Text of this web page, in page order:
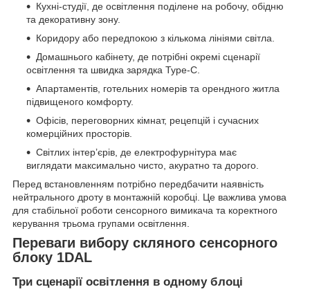
Кухні-студії, де освітлення поділене на робочу, обідню
та декоративну зону.
Коридору або передпокою з кількома лініями світла.
Домашнього кабінету, де потрібні окремі сценарії
освітлення та швидка зарядка Type-C.
Апартаментів, готельних номерів та орендного житла
підвищеного комфорту.
Офісів, переговорних кімнат, рецепцій і сучасних
комерційних просторів.
Світлих інтер’єрів, де електрофурнітура має
виглядати максимально чисто, акуратно та дорого.
Перед встановленням потрібно передбачити наявність
нейтрального дроту в монтажній коробці. Це важлива умова
для стабільної роботи сенсорного вимикача та коректного
керування трьома групами освітлення.
Переваги вибору скляного сенсорного
блоку 1DAL
Три сценарії освітлення в одному блоці